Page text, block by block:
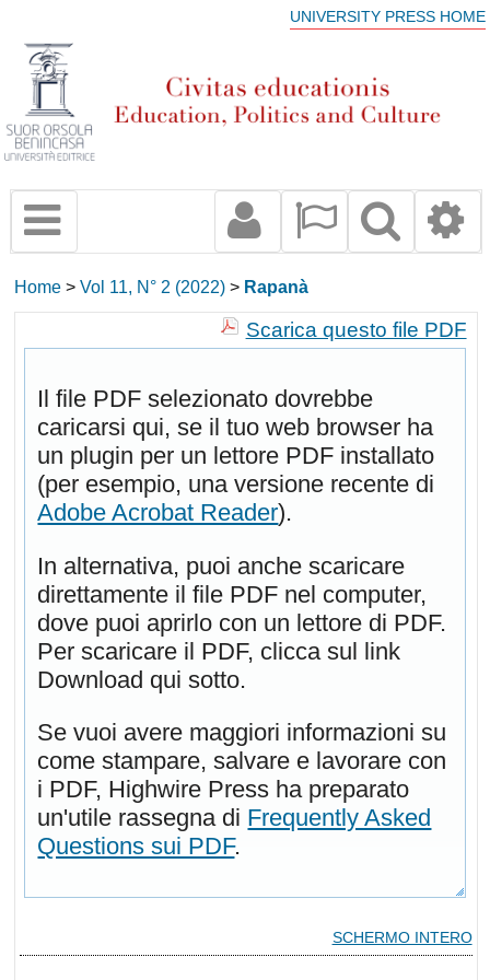
UNIVERSITY PRESS HOME
Home >Vol 11, N° 2 (2022) > Rapanà
Scarica questo file PDF
Il file PDF selezionato dovrebbe
caricarsi qui, se il tuo web browser ha
un plugin per un lettore PDF installato
(per esempio, una versione recente di
Adobe Acrobat Reader).
In alternativa, puoi anche scaricare
direttamente il file PDF nel computer,
dove puoi aprirlo con un lettore di PDF.
Per scaricare il PDF, clicca sul link
Download qui sotto.
Se vuoi avere maggiori informazioni su
come stampare, salvare e lavorare con
i PDF, Highwire Press ha preparato
un'utile rassegna di Frequently Asked
Questions sui PDF.
SCHERMO INTERO